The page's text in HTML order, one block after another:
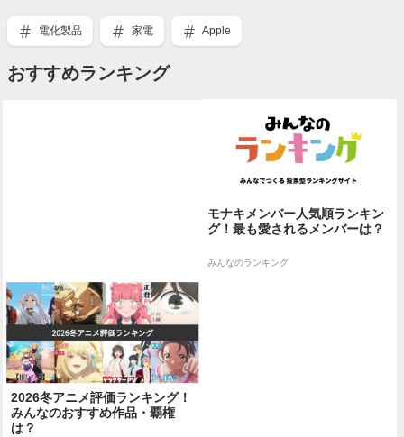
電化製品 家電 Apple
おすすめランキング
モナキメンバー人気順ランキン
グ！最も愛されるメンバーは？
みんなのランキング
2026冬アニメ評価ランキング！
みんなのおすすめ作品・覇権
は？